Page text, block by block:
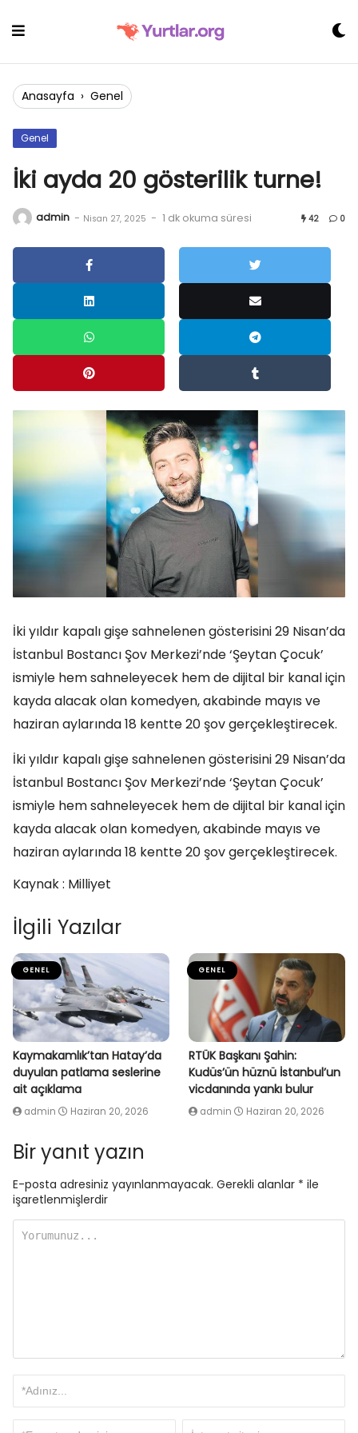
Anasayfa › Genel
Genel
İki ayda 20 gösterilik turne!
admin - Nisan 27, 2025 - 1 dk okuma süresi 42 0
İki yıldır kapalı gişe sahnelenen gösterisini 29 Nisan’da
İstanbul Bostancı Şov Merkezi’nde ‘Şeytan Çocuk’
ismiyle hem sahneleyecek hem de dijital bir kanal için
kayda alacak olan komedyen, akabinde mayıs ve
haziran aylarında 18 kentte 20 şov gerçekleştirecek.
İki yıldır kapalı gişe sahnelenen gösterisini 29 Nisan’da
İstanbul Bostancı Şov Merkezi’nde ‘Şeytan Çocuk’
ismiyle hem sahneleyecek hem de dijital bir kanal için
kayda alacak olan komedyen, akabinde mayıs ve
haziran aylarında 18 kentte 20 şov gerçekleştirecek.
Kaynak : Milliyet
İlgili Yazılar
GENEL
Kaymakamlık’tan Hatay’da
duyulan patlama seslerine
ait açıklama
admin Haziran 20, 2026
GENEL
RTÜK Başkanı Şahin:
Kudüs’ün hüznü İstanbul’un
vicdanında yankı bulur
admin Haziran 20, 2026
Bir yanıt yazın
E-posta adresiniz yayınlanmayacak. Gerekli alanlar * ile
işaretlenmişlerdir